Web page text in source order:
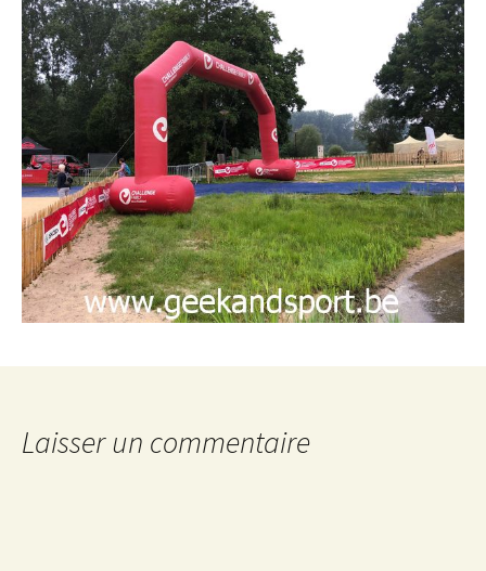
Laisser un commentaire